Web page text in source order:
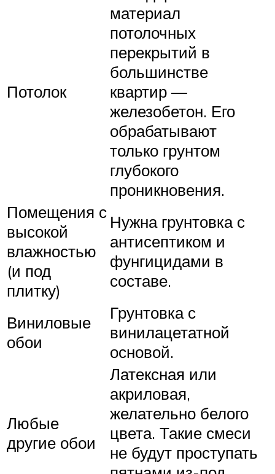
Потолок
материал
потолочных
перекрытий в
большинстве
квартир —
железобетон. Его
обрабатывают
только грунтом
глубокого
проникновения.
Помещения с
высокой
влажностью
(и под
плитку)
Нужна грунтовка с
антисептиком и
фунгицидами в
составе.
Виниловые
обои
Грунтовка с
винилацетатной
основой.
Любые
другие обои
Латексная или
акриловая,
желательно белого
цвета. Такие смеси
не будут проступать